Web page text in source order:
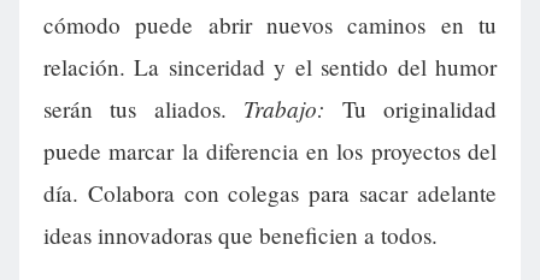
cómodo puede abrir nuevos caminos en tu
relación. La sinceridad y el sentido del humor
serán tus aliados. Trabajo: Tu originalidad
puede marcar la diferencia en los proyectos del
día. Colabora con colegas para sacar adelante
ideas innovadoras que beneficien a todos.